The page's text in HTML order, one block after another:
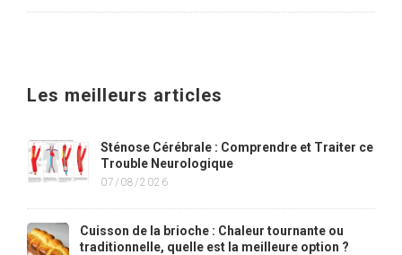
Les meilleurs articles
Sténose Cérébrale : Comprendre et Traiter ce
Trouble Neurologique
07/08/2026
Cuisson de la brioche : Chaleur tournante ou
traditionnelle, quelle est la meilleure option ?